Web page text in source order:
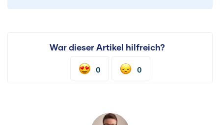
War dieser Artikel hilfreich?
0 0